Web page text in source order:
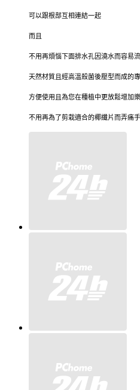
可以跟根部互相連結一起
而且
不用再煩惱下面排水孔因澆水而容易
天然材質且經高溫殺菌後壓型而成的
方便使用且為您在種植中更放鬆增加
不用再為了剪栽適合的椰纖片而弄痛